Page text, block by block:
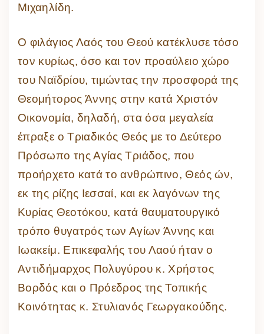
Μιχαηλίδη.
Ο φιλάγιος Λαός του Θεού κατέκλυσε τόσο
τον κυρίως, όσο και τον προαύλειο χώρο
του Ναϊδρίου, τιμώντας την προσφορά της
Θεομήτορος Άννης στην κατά Χριστόν
Οικονομία, δηλαδή, στα όσα μεγαλεία
έπραξε ο Τριαδικός Θεός με το Δεύτερο
Πρόσωπο της Αγίας Τριάδος, που
προήρχετο κατά το ανθρώπινο, Θεός ών,
εκ της ρίζης Ιεσσαί, και εκ λαγόνων της
Κυρίας Θεοτόκου, κατά θαυματουργικό
τρόπο θυγατρός των Αγίων Άννης και
Ιωακείμ. Επικεφαλής του Λαού ήταν ο
Αντιδήμαρχος Πολυγύρου κ. Χρήστος
Βορδός και ο Πρόεδρος της Τοπικής
Κοινότητας κ. Στυλιανός Γεωργακούδης.